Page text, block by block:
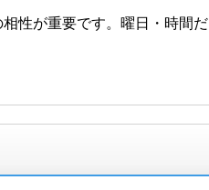
性が重要です。曜日・時間